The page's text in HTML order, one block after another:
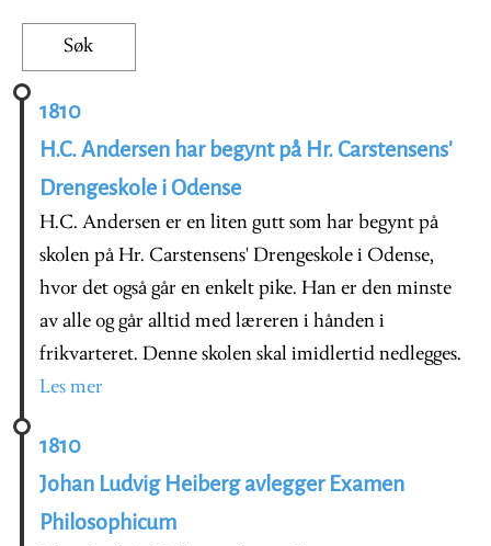
1810
H.C. Andersen har begynt på Hr. Carstensens'
Drengeskole i Odense
H.C. Andersen er en liten gutt som har begynt på
skolen på Hr. Carstensens' Drengeskole i Odense,
hvor det også går en enkelt pike. Han er den minste
av alle og går alltid med læreren i hånden i
frikvarteret. Denne skolen skal imidlertid nedlegges.
Les mer
1810
Johan Ludvig Heiberg avlegger Examen
Philosophicum